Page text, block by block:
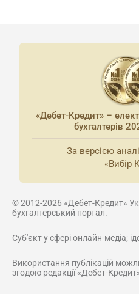
«Дебет-Кредит» –
бухгалтерів
За версією
«Вибір
© 2012-2026 «Дебет-Кредит»
бухгалтерський портал.
Суб'єкт у сфері онлайн-медіа;
Використання публікацій
згодою редакції «Дебет-